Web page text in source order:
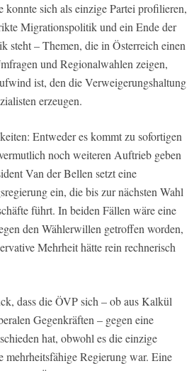
sich als einzige Partei profilieren,
Migrationspolitik und ein Ende der
steht – Themen, die in Österreich einen
und Regionalwahlen zeigen,
ist, den die Verweigerungshaltung
erzeugen.
Entweder es kommt zu sofortigen
noch weiteren Auftrieb geben
Van der Bellen setzt eine
ein, die bis zur nächsten Wahl
führt. In beiden Fällen wäre eine
den Wählerwillen getroffen worden,
Mehrheit hätte rein rechnerisch
dass die ÖVP sich – ob aus Kalkül
Gegenkräften – gegen eine
hat, obwohl es die einzige
mehrheitsfähige Regierung war. Eine